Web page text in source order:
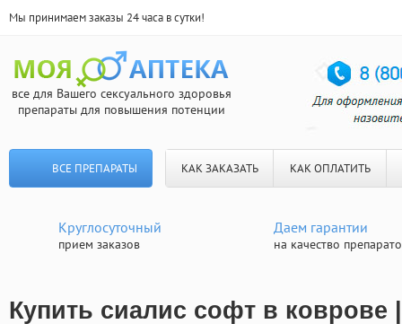
Мы принимаем заказы 24 часа в сутки!
все для Вашего сексуального здоровья
препараты для повышения потенции
ВСЕ ПРЕПАРАТЫ КАК ЗАКАЗАТЬ КАК ОПЛАТИТЬ
Круглосуточный
прием заказов
Даем гарантии
на качество
Купить сиалис софт в коврове